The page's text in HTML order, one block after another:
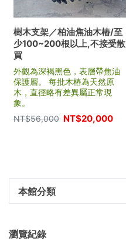
本館分類
瀏覽紀錄
樹木支架／柏油焦油木樁/至
少100~200根以上,不接受散
買
外觀為深褐黑色，表層帶焦油
保護層。 每批木樁為天然原
木，直徑略有差異屬正常現
象。
NT$56,000 NT$20,000